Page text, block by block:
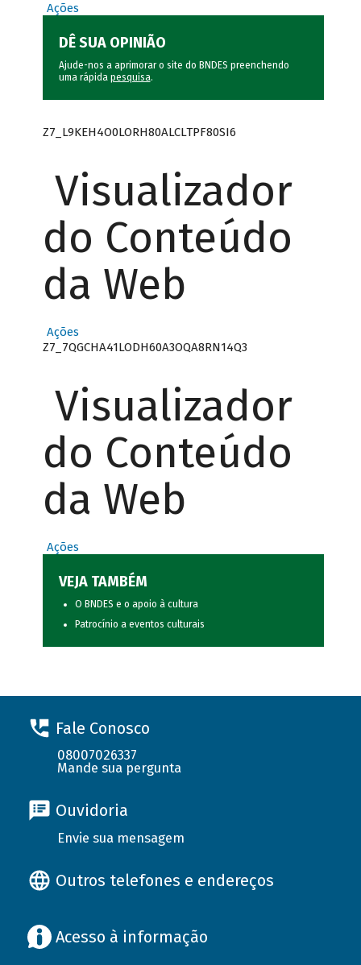
Ações
DÊ SUA OPINIÃO
Ajude-nos a aprimorar o site do BNDES preenchendo
uma rápida pesquisa.
Z7_L9KEH4O0LORH80ALCLTPF80SI6
Visualizador
do Conteúdo
da Web
Ações
Z7_7QGCHA41LODH60A3OQA8RN14Q3
Visualizador
do Conteúdo
da Web
Ações
VEJA TAMBÉM
O BNDES e o apoio à cultura
Patrocínio a eventos culturais
Fale Conosco
08007026337
Mande sua pergunta
Ouvidoria
Envie sua mensagem
Outros telefones e endereços
Acesso à informação